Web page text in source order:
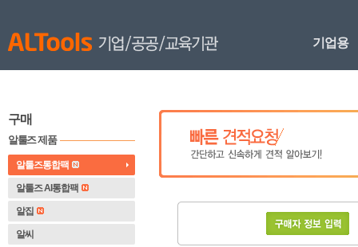
기업용
구매
알툴즈 제품
알툴즈통합팩
알툴즈 AI통합팩
알집
알씨